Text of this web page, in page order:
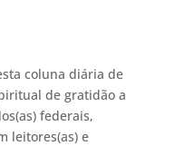
coluna diária de
de gratidão a
federais,
leitores(as) e